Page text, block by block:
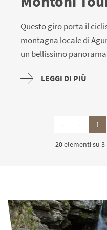
Questo giro porta il
montagna locale di
un bellissimo
LEGGI DI PIÙ
1
20 elementi su